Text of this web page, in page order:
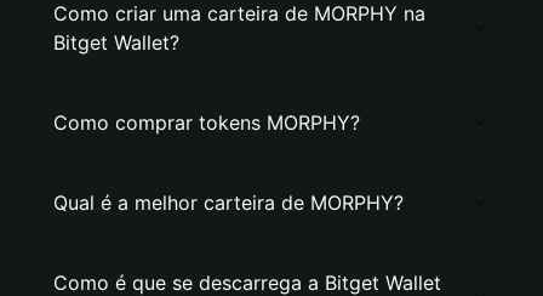
Como criar uma carteira de MORPHY na
Bitget Wallet?
Como comprar tokens MORPHY?
Qual é a melhor carteira de MORPHY?
Como é que se descarrega a Bitget Wallet